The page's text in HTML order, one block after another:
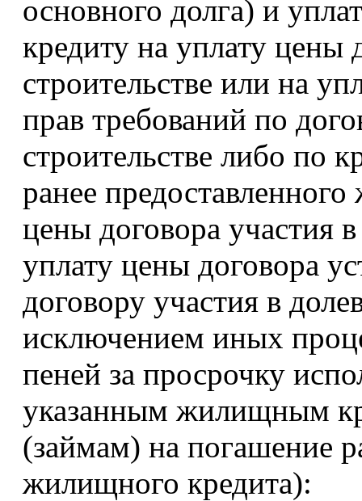
основного долга) и
кредиту на уплату цены
строительстве или на
прав требований по
строительстве либо по
ранее
цены договора участия
уплату цены договора
договору участия в
исключением иных
пеней за просрочку
указанным жилищным
(займам) на погашение
жилищного кредита):